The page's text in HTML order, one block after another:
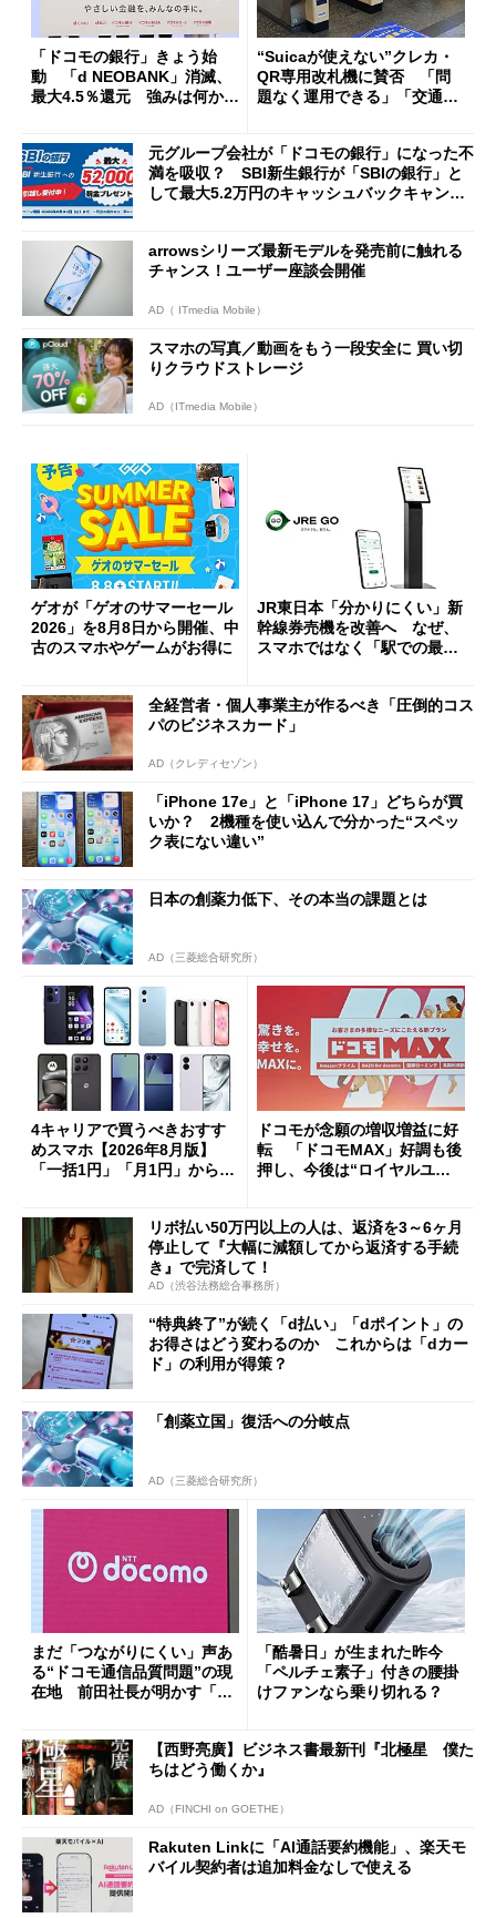
「ドコモの銀行」きょう始
動 「d NEOBANK」消滅、
最大4.5％還元 強みは何か解
“Suicaが使えない”クレカ・
QR専用改札機に賛否 「問
題なく運用できる」「交通系I
元グループ会社が「ドコモの銀行」になった不
満を吸収？ SBI新生銀行が「SBIの銀行」と
して最大5.2万円のキャッシュバックキャンペ
arrowsシリーズ最新モデルを発売前に触れる
チャンス！ユーザー座談会開催
AD（ ITmedia Mobile）
スマホの写真／動画をもう一段安全に 買い切
りクラウドストレージ
AD（ITmedia Mobile）
ゲオが「ゲオのサマーセール
2026」を8月8日から開催、中
古のスマホやゲームがお得に
JR東日本「分かりにくい」新
幹線券売機を改善へ なぜ、
スマホではなく「駅での最短
全経営者・個人事業主が作るべき「圧倒的コス
パのビジネスカード」
AD（クレディセゾン）
「iPhone 17e」と「iPhone 17」どちらが買
いか？ 2機種を使い込んで分かった“スペッ
ク表にない違い”
日本の創薬力低下、その本当の課題とは
AD（三菱総合研究所）
4キャリアで買うべきおすす
めスマホ【2026年8月版】
「一括1円」「月1円」からお
ドコモが念願の増収増益に好
転 「ドコモMAX」好調も後
押し、今後は“ロイヤルユー
リボ払い50万円以上の人は、返済を3～6ヶ月
停止して『大幅に減額してから返済する手続
き』で完済して！
AD（渋谷法務総合事務所）
“特典終了”が続く「d払い」「dポイント」の
お得さはどう変わるのか これからは「dカー
ド」の利用が得策？
「創薬立国」復活への分岐点
AD（三菱総合研究所）
まだ「つながりにくい」声あ
る“ドコモ通信品質問題”の現
在地 前田社長が明かす「道
「酷暑日」が生まれた昨今
「ペルチェ素子」付きの腰掛
けファンなら乗り切れる？
【西野亮廣】ビジネス書最新刊『北極星 僕た
ちはどう働くか』
AD（FINCHI on GOETHE）
Rakuten Linkに「AI通話要約機能」、楽天モ
バイル契約者は追加料金なしで使える